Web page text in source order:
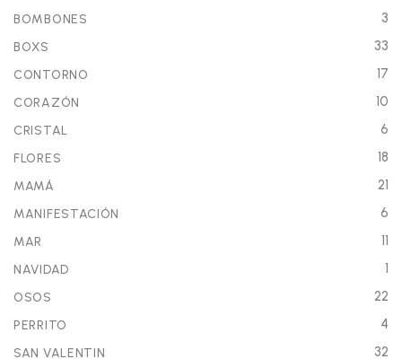
BOMBONES 3
BOXS 33
CONTORNO 17
CORAZÓN 10
CRISTAL 6
FLORES 18
MAMÁ 21
MANIFESTACIÓN 6
MAR 11
NAVIDAD 1
OSOS 22
PERRITO 4
SAN VALENTIN 32